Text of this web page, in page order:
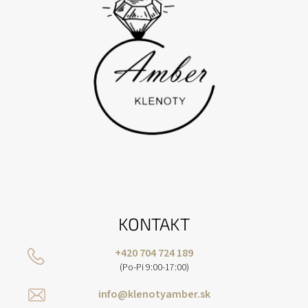
KONTAKT
+420 704 724 189
(Po-Pi 9:00-17:00)
info@klenotyamber.sk